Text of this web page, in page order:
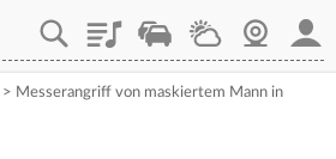
PlaylistStaupilotWetterWebcam
> Messerangriff von maskiertem Mann in